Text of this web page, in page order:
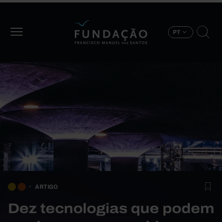
PT
ARTIGO
Dez tecnologias que podem